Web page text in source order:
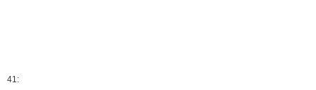
41: